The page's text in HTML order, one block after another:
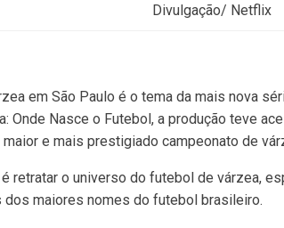
Divulgação/ Netflix
em São Paulo é o tema da mais nova
Onde Nasce o Futebol, a produção teve
maior e mais prestigiado campeonato de
retratar o universo do futebol de várzea,
dos maiores nomes do futebol brasileiro.